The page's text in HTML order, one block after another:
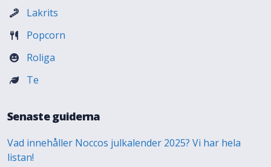
Lakrits
Popcorn
Roliga
Te
Senaste guiderna
Vad innehåller Noccos julkalender 2025? Vi har hela
listan!